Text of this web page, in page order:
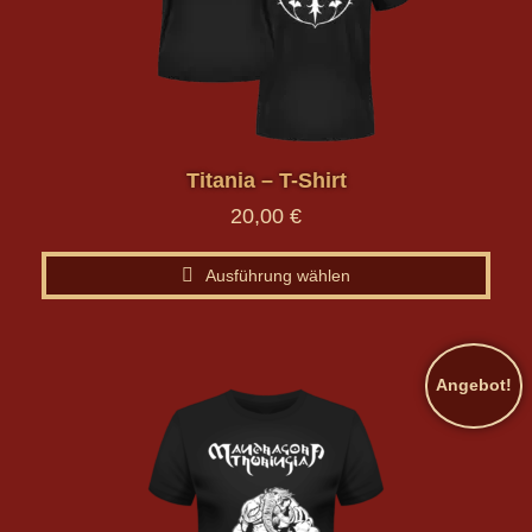
Titania – T-Shirt
20,00 €
Ausführung wählen
auf.
Die
Produktseite
gewählt
Angebot!
Dieses
weist
mehrere
Varianten